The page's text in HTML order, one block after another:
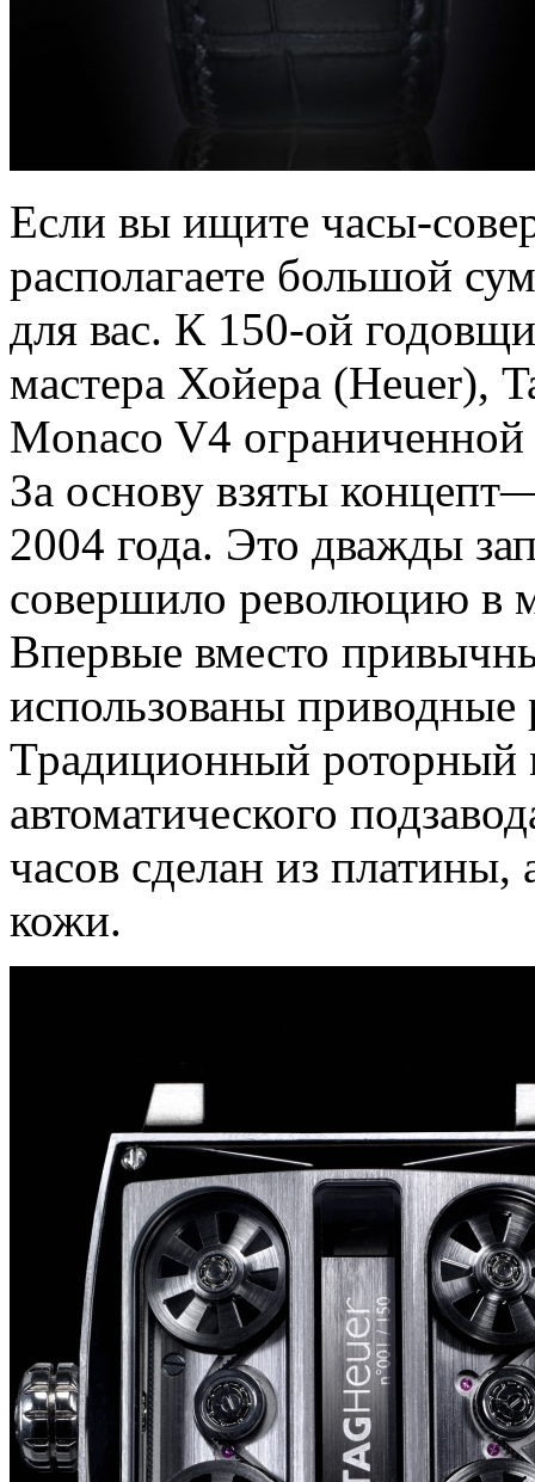
Если вы ищите часы-
располагаете большой
для вас. К 150-ой
мастера Хойера (Heuer),
Monaco V4
За основу взяты
2004 года. Это дважды
совершило революцию в
Впервые вместо
использованы
Традиционный роторный
автоматического
часов сделан из
кожи.